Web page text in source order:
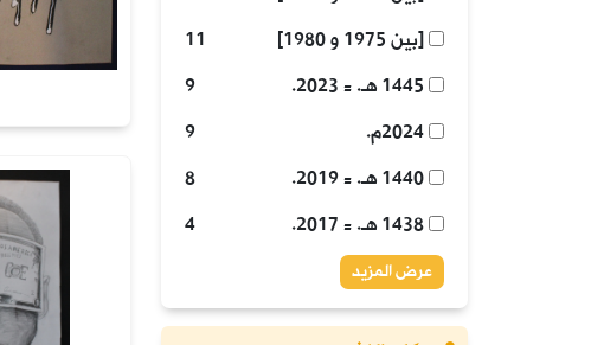
[بين 1975 و 1980]
11
1445 هـ. = 2023.
9
2024م.
9
1440 هـ. = 2019.
8
1438 هـ. = 2017.
4
عرض المزيد